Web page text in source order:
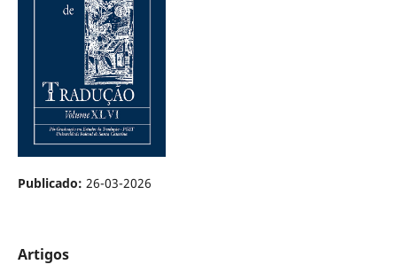
Publicado: 26-03-2026
Artigos